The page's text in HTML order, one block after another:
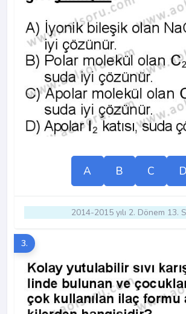
A B C D
2014-2015 yılı 2. Dönem 13.
3.